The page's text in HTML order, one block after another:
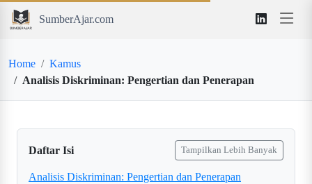
SumberAjar.com
Home
Kamus
Analisis Diskriminan: Pengertian dan Penerapan
Daftar Isi Tampilkan Lebih Banyak
Analisis Diskriminan: Pengertian dan Penerapan